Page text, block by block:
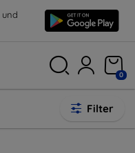
und
0
Filter